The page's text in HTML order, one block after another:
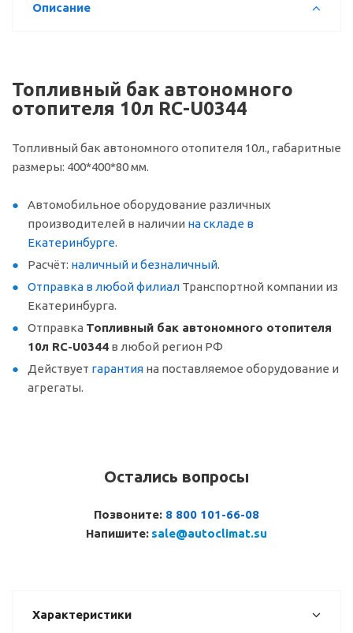
Описание
Топливный бак автономного
отопителя 10л RC-U0344
Топливный бак автономного отопителя 10л., габаритные
размеры: 400*400*80 мм.
Автомобильное оборудование различных
производителей в наличии на складе в
Екатеринбурге.
Расчёт: наличный и безналичный.
Отправка в любой филиал Транспортной компании из
Екатеринбурга.
Отправка Топливный бак автономного отопителя
10л RC-U0344 в любой регион РФ
Действует гарантия на поставляемое оборудование и
агрегаты.
Остались вопросы
Позвоните: 8 800 101-66-08
Напишите: sale@autoclimat.su
Характеристики